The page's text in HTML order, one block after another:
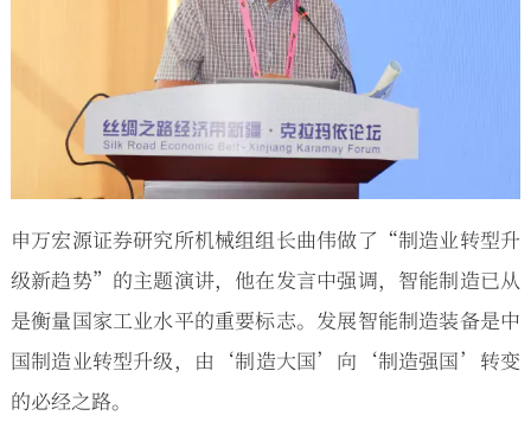
申万宏源证券研究所机械组组长曲伟做了“制造业转型升
级新趋势”的主题演讲，他在发言中强调，智能制造已从
是衡量国家工业水平的重要标志。发展智能制造装备是中
国制造业转型升级，由‘制造大国’向‘制造强国’转变
的必经之路。